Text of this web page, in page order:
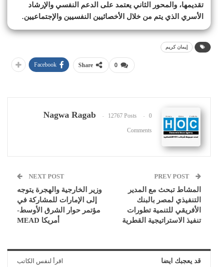
تقديمها، والمحور الثاني يعتمد على الدعم النفسي والإرشاد
الأسري الذي يتم من خلال الأخصائيين النفسيين والإجتماعيين.
إيمان كريم
0
Share
Facebook
Nagwa Ragab 12767 Posts 0
Comments
المشاط تبحث مع المدير
التنفيذي لمصر بالبنك
الأفريقي للتنمية تطورات
تنفيذ الاستراتيجية القطرية
NEXT POST
وزير الخارجية والهجرة يتوجه
إلى الإمارات للمشاركة في
مؤتمر حوار الشرق الأوسط-
أمريكا MEAD
قد يعجبك ايضا اقرأ لنفس الكاتب